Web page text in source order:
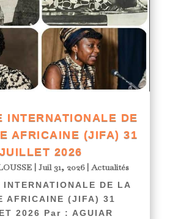
INTERNATIONALE DE
AFRICAINE (JIFA) 31
JUILLET 2026
|Juil 31, 2026|Actualités
INTERNATIONALE DE LA
AFRICAINE (JIFA) 31
2026 Par : AGUIAR